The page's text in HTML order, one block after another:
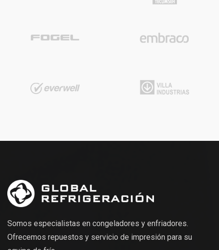
Somos especialistas en congeladores y enfriadores.
Ofrecemos repuestos y servicio de impresión para su